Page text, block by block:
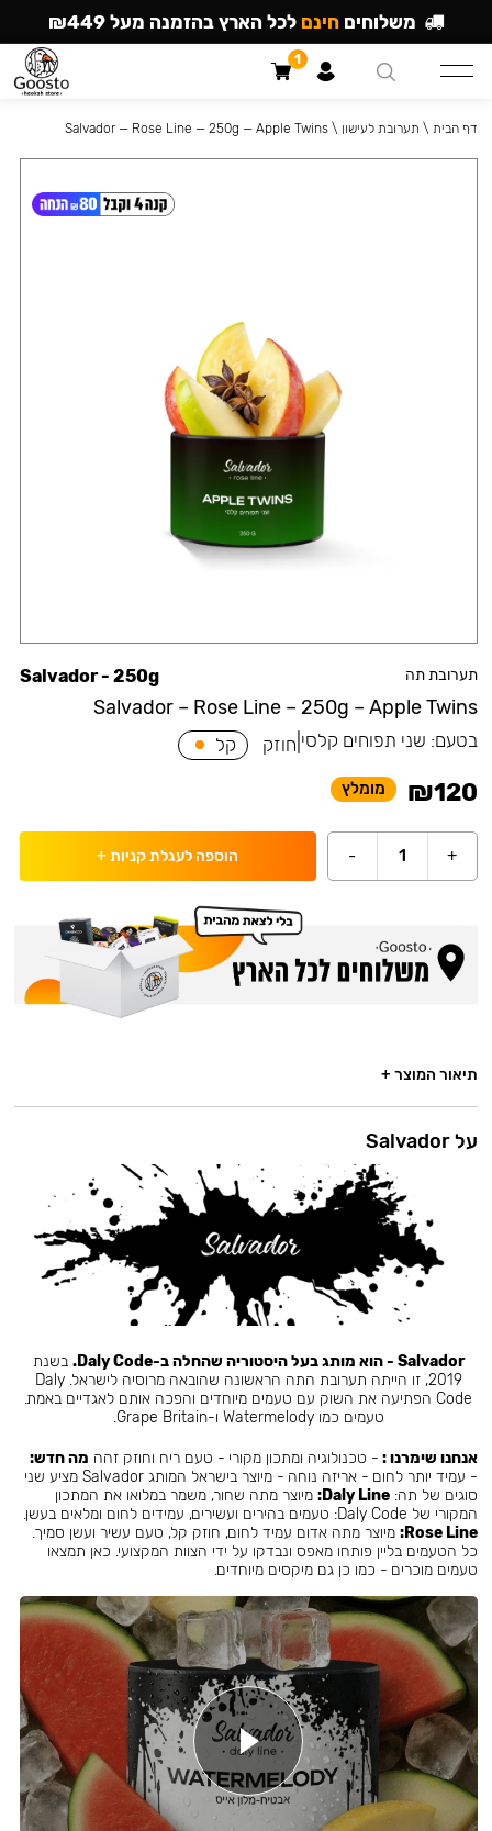
תערובת תה
Salvador – Rose Line – 250g – Apple Twins
Salvador - 250g
בטעם: שני תפוחים קלסי חוזק קל
₪120 מומלץ
+
1
- הוספה לעגלת קניות +
דף הבית \ תערובת לעישון \
Salvador — Rose Line — 250g — Apple Twins
תיאור המוצר +
על Salvador
Salvador - הוא מותג בעל היסטוריה שהחלה ב-Daly Code.
בשנת
2019, זו הייתה תערובת התה הראשונה שהובאה מרוסיה לישראל. Daly
Code הפתיעה את השוק עם טעמים מיוחדים והפכה אותם לאגדיים באמת.
טעמים כמו Watermelody ו-Grape Britain.
אנחנו שימרנו : - טכנולוגיה ומתכון מקורי - טעם ריח וחוזק זהה מה חדש:
- עמיד יותר לחום - אריזה נוחה - מיוצר בישראל המותג Salvador מציע שני
סוגים של תה:Daly Line: מיוצר מתה שחור, משמר במלואו את המתכון
המקורי של Daly Code: טעמים בהירים ועשירים, עמידים לחום ומלאים בעשן.
Rose Line: מיוצר מתה אדום עמיד לחום, חוזק קל, טעם עשיר ועשן סמיך.
כל הטעמים בליין פותחו מאפס ונבדקו על ידי הצוות המקצועי. כאן תמצאו
טעמים מוכרים - כמו כן גם מיקסים מיוחדים.
משלוחים חינם לכל הארץ בהזמנה מעל ₪449
1